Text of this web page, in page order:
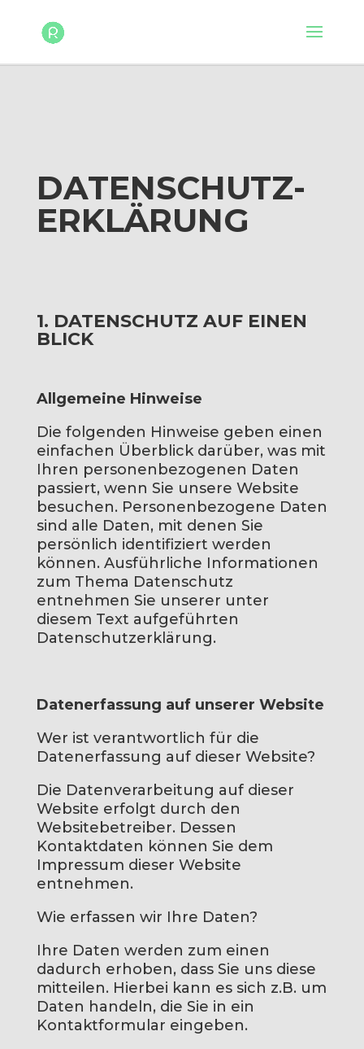
DATENSCHUTZ-
ERKLÄRUNG
1. DATENSCHUTZ AUF EINEN
BLICK
Allgemeine Hinweise
Die folgenden Hinweise geben einen
einfachen Überblick darüber, was mit
Ihren personenbezogenen Daten
passiert, wenn Sie unsere Website
besuchen. Personenbezogene Daten
sind alle Daten, mit denen Sie
persönlich identifiziert werden
können. Ausführliche Informationen
zum Thema Datenschutz
entnehmen Sie unserer unter
diesem Text aufgeführten
Datenschutzerklärung.
Datenerfassung auf unserer Website
Wer ist verantwortlich für die
Datenerfassung auf dieser Website?
Die Datenverarbeitung auf dieser
Website erfolgt durch den
Websitebetreiber. Dessen
Kontaktdaten können Sie dem
Impressum dieser Website
entnehmen.
Wie erfassen wir Ihre Daten?
Ihre Daten werden zum einen
dadurch erhoben, dass Sie uns diese
mitteilen. Hierbei kann es sich z.B. um
Daten handeln, die Sie in ein
Kontaktformular eingeben.